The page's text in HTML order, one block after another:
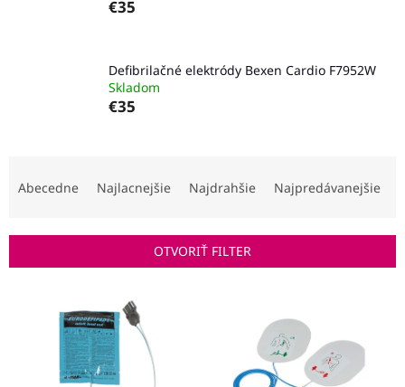
€35
Defibrilačné elektródy Bexen Cardio F7952W
Skladom
€35
i
Abecedne Najlacnejšie Najdrahšie Najpredávanejšie
OTVORIŤ FILTER